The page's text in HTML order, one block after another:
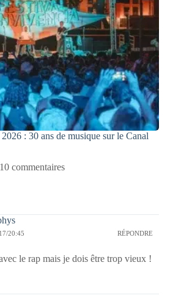
: 30 ans de musique sur le Canal
10 commentaires
20:45 RÉPONDRE
le rap mais je dois être trop vieux !